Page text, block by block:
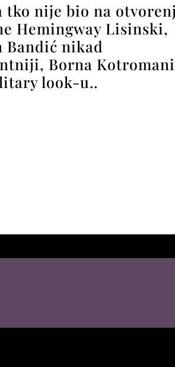
tko nije bio na
Hemingway Lisinski,
Bandić nikad
Borna
look-u..